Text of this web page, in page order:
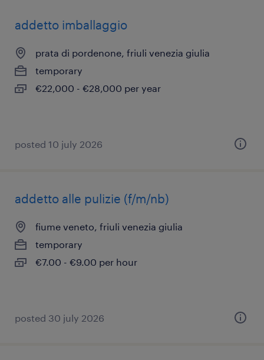
addetto imballaggio
prata di pordenone, friuli venezia giulia
temporary
€22,000 - €28,000 per year
posted 10 july 2026
addetto alle pulizie (f/m/nb)
fiume veneto, friuli venezia giulia
temporary
€7.00 - €9.00 per hour
posted 30 july 2026